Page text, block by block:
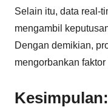
Selain itu, data real-
mengambil
Dengan demikian,
mengorbankan